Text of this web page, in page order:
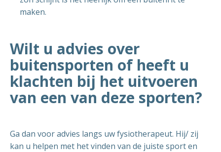
maken.
Wilt u advies over
buitensporten of heeft u
klachten bij het uitvoeren
van een van deze sporten?
Ga dan voor advies langs uw fysiotherapeut. Hij/ zij
kan u helpen met het vinden van de juiste sport en